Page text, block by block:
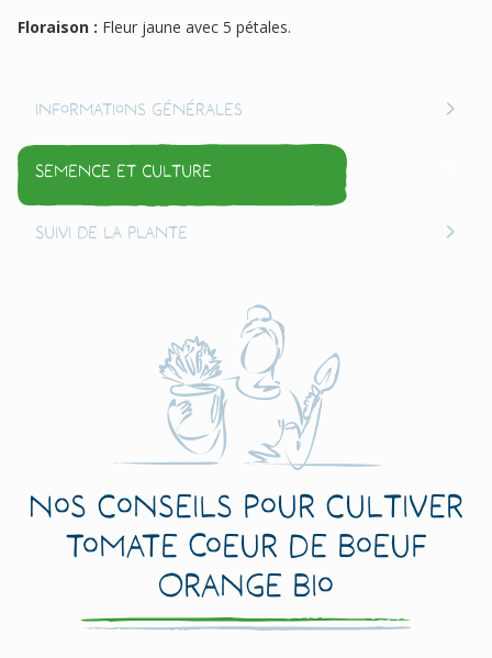
Floraison : Fleur jaune avec 5 pétales.
Informations générales
Semence et culture
Suivi de la plante
Nos conseils pour cultiver
Tomate Coeur de Boeuf
Orange Bio